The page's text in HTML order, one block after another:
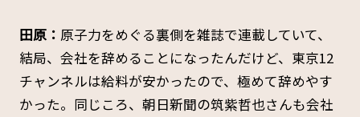
田原： 原子力をめぐる裏側を雑誌で連載していて、
結局、会社を辞めることになったんだけど、東京12
チャンネルは給料が安かったので、極めて辞めやす
かった。同じころ、朝日新聞の筑紫哲也さんも会社